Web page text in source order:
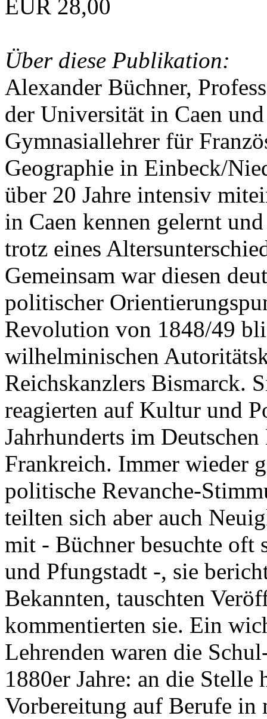
EUR 28,00
Über diese Publikation:
Alexander Büchner,
der Universität in Caen
Gymnasiallehrer für
Geographie in Einbeck/
über 20 Jahre intensiv
in Caen kennen gelernt
trotz eines
Gemeinsam war diesen
politischer
Revolution von 1848/49
wilhelminischen
Reichskanzlers Bismarck.
reagierten auf Kultur und
Jahrhunderts im
Frankreich. Immer wieder
politische Revanche-
teilten sich aber auch
mit - Büchner besuchte oft
und Pfungstadt -, sie
Bekannten, tauschten
kommentierten sie. Ein
Lehrenden waren die
1880er Jahre: an die
Vorbereitung auf Berufe in